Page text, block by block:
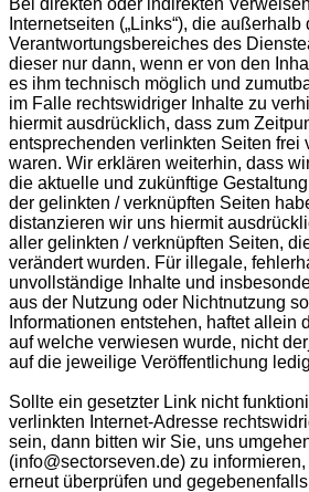
Bei direkten oder indirekten
Internetseiten („Links“), die außerhalb
Verantwortungsbereiches des
dieser nur dann, wenn er von den
es ihm technisch möglich und
im Falle rechtswidriger Inhalte zu
hiermit ausdrücklich, dass zum
entsprechenden verlinkten Seiten frei
waren. Wir erklären weiterhin, dass
die aktuelle und zukünftige
der gelinkten / verknüpften Seiten
distanzieren wir uns hiermit
aller gelinkten / verknüpften Seiten,
verändert wurden. Für illegale,
unvollständige Inhalte und
aus der Nutzung oder Nichtnutzung
Informationen entstehen, haftet allein
auf welche verwiesen wurde, nicht
auf die jeweilige Veröffentlichung
Sollte ein gesetzter Link nicht
verlinkten Internet-Adresse
sein, dann bitten wir Sie, uns
(info@sectorseven.de) zu
erneut überprüfen und